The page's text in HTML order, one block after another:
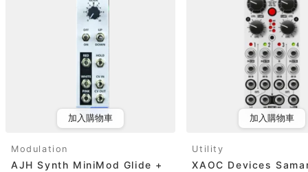
加入購物車
Modulation
AJH Synth MiniMod Glide +
加入購物車
Utility
XAOC Devices